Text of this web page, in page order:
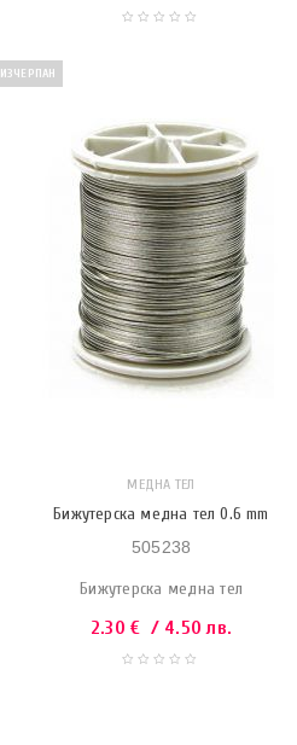
ИЗЧЕРПАН
МЕДНА ТЕЛ
Бижутерска медна тел 0.6 mm
505238
Бижутерска медна тел
2.30€ / 4.50 лв.